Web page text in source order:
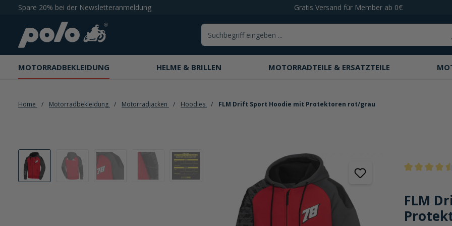
Zur Hauptnavigation springen
Spare 20% bei der Newsletteranmeldung Gratis Versand für Member ab 0€
MOTORRADBEKLEIDUNG HELME & BRILLEN MOTORRADTEILE & ERSATZTEILE
Home Motorradbekleidung Motorradjacken Hoodies FLM Drift Sport Hoodie mit Protektoren rot/grau
Bildergalerie überspringen
FLM